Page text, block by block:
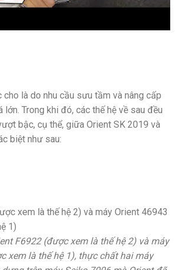
cho là do nhu cầu sưu tầm và nâng cấp
lớn. Trong khi đó, các thế hệ về sau đều
bậc, cụ thể, giữa Orient SK 2019 và
biệt như sau:
F6922 (được xem là thế hệ 2) và máy
xem là thế hệ 1), thực chất hai máy